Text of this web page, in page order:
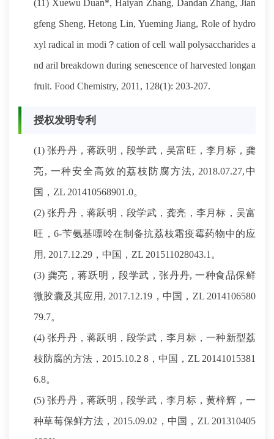
(11) Xuewu Duan*, Haiyan Zhang, Dandan Zhang, Jian
gfeng Sheng, Hetong Lin, Yueming Jiang, Role of hydro
xyl radical in modi？cation of cell wall polysaccharides a
nd aril breakdown during senescence of harvested longan
fruit. Food Chemistry, 2011, 128(1): 203-207.
授权发明专利
(1) 张丹丹，蒋跃明，段学武，吴富旺，李月标，龚
亮, 一种安全高效的荔枝防腐方法, 2018.07.27,中
国，ZL 201410568901.0。
(2) 张丹丹，蒋跃明，段学武，龚亮，李月标，吴富
旺，6-苄氨基嘌呤在制备抗荔枝霜疫霉药物中的应
用, 2017.12.29，中国，ZL 201511028043.1。
(3) 龚亮，蒋跃明，段学武，张丹丹, 一种食品保鲜
微胶囊及其应用, 2017.12.19，中国，ZL 2014106580
79.7。
(4) 张丹丹，蒋跃明，段学武，李月标，一种新型荔
枝防腐的方法，2015.10.2 8，中国，ZL 20141015381
6.8。
(5) 张丹丹，蒋跃明，段学武，李月标，黄梓辉，一
种草莓保鲜方法，2015.09.02，中国，ZL 201310405